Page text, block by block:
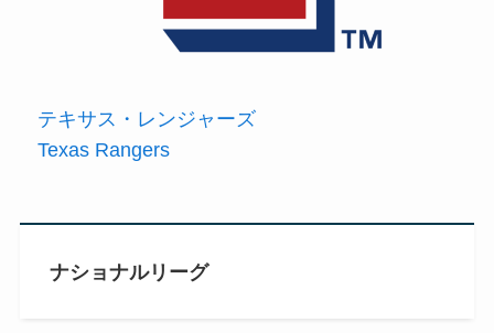
テキサス・レンジャーズ
Texas Rangers
ナショナルリーグ